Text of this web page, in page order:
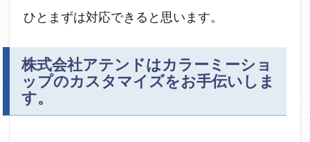
ひとまずは対応できると思います。
株式会社アテンドはカラーミーショ
ップのカスタマイズをお手伝いしま
す。